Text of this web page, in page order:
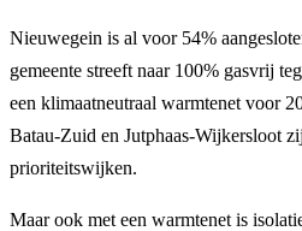
Nieuwegein is al voor 54%
gemeente streeft naar 100% gasvrij
een klimaatneutraal warmtenet voor
Batau-Zuid en Jutphaas-Wijkersloot
prioriteitswijken.
Maar ook met een warmtenet is